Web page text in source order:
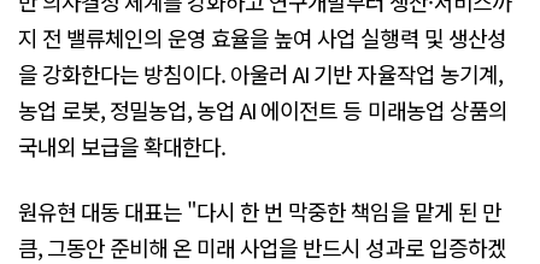
지 전 밸류체인의 운영 효율을 높여 사업 실행력 및 생산성
을 강화한다는 방침이다. 아울러 AI 기반 자율작업 농기계,
농업 로봇, 정밀농업, 농업 AI 에이전트 등 미래농업 상품의
국내외 보급을 확대한다.
원유현 대동 대표는 "다시 한 번 막중한 책임을 맡게 된 만
큼, 그동안 준비해 온 미래 사업을 반드시 성과로 입증하겠